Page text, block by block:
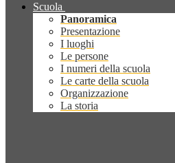
Scuola
Panoramica
Presentazione
I luoghi
Le persone
I numeri della scuola
Le carte della scuola
Organizzazione
La storia